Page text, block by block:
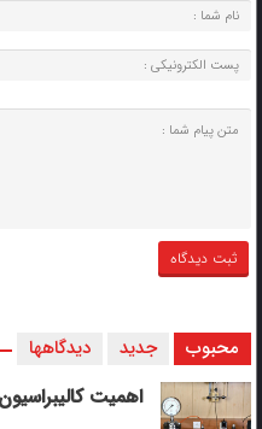
محبوب جدید دیدگاهها
اهمیت